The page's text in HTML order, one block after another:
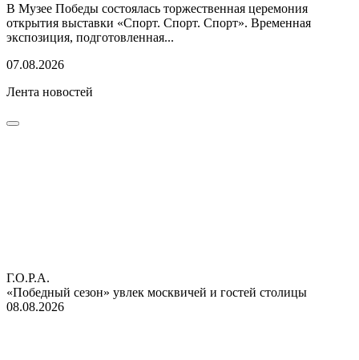
В Музее Победы состоялась торжественная церемония
открытия выставки «Спорт. Спорт. Спорт». Временная
экспозиция, подготовленная...
07.08.2026
Лента новостей
Г.О.Р.А.
«Победный сезон» увлек москвичей и гостей столицы
08.08.2026